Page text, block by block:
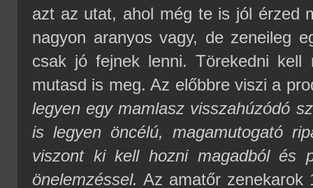
azt az utat, ahol még te is jól érzed
nagyon aranyos vagy, de zeneileg
csak jó fejnek lenni. Törekedni
mutasd is meg. Az előbbre viszi a
legyen egy mamlasz visszahúzódó
is legyen öncélú, magamutogató
viszont ki kell hozni magadból és
önelemzéssel. Az amatőr zenekarok